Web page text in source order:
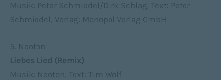
Musik: Peter Schmiedel/Dirk Schlag, Text: Peter
Schmiedel, Verlag: Monopol Verlag GmbH
5. Neoton
Liebes Lied (Remix)
Musik: Neoton, Text: Tim Wolf